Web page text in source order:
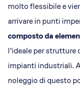
molto flessibile e
arrivare in punti
composto da
l’ideale per
impianti industriali.
noleggio di questo